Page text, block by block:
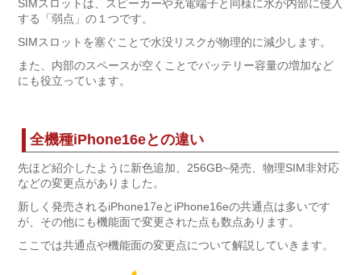
SIMスロットは、スピーカーや充電端子と同様に水が内部に侵入
する「弱点」の１つです。
SIMスロットを塞ぐことで水没リスクが物理的に減少します。
また、内部のスペースが空くことでバッテリー容量の増加など
にも役立っています。
全機種iPhone16eとの違い
先ほど紹介したように新色追加、256GB~発売、物理SIM非対応
などの変更点がありました。
新しく発売されるiPhone17eとiPhone16eの共通点は多いです
が、その他にも機能面で変更された点も数点あります。
ここでは共通点や機能面の変更点について解説していきます。